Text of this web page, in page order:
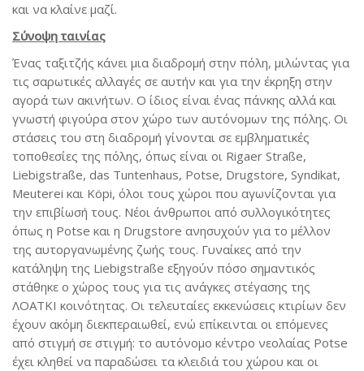
και να κλαίνε μαζί.
Σύνοψη ταινίας
Ένας ταξιτζής κάνει μια διαδρομή στην πόλη, μιλώντας για
τις σαρωτικές αλλαγές σε αυτήν και για την έκρηξη στην
αγορά των ακινήτων. Ο ίδιος είναι ένας πάνκης αλλά και
γνωστή φιγούρα στον χώρο των αυτόνομων της πόλης. Οι
στάσεις του στη διαδρομή γίνονται σε εμβληματικές
τοποθεσίες της πόλης, όπως είναι οι Rigaer Straße,
Liebigstraße, das Tuntenhaus, Potse, Drugstore, Syndikat,
Meuterei και Köpi, όλοι τους χώροι που αγωνίζονται για
την επιβίωσή τους. Νέοι άνθρωποι από συλλογικότητες
όπως η Potse και η Drugstore ανησυχούν για το μέλλον
της αυτοργανωμένης ζωής τους. Γυναίκες από την
κατάληψη της Liebigstraße εξηγούν πόσο σημαντικός
στάθηκε ο χώρος τους για τις ανάγκες στέγασης της
ΛΟΑΤΚΙ κοινότητας. Οι τελευταίες εκκενώσεις κτιρίων δεν
έχουν ακόμη διεκπεραιωθεί, ενώ επίκεινται οι επόμενες
από στιγμή σε στιγμή: το αυτόνομο κέντρο νεολαίας Potse
έχει κληθεί να παραδώσει τα κλειδιά του χώρου και οι